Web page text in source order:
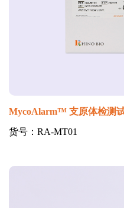
MycoAlarm™ 支原体检测
货号：RA-MT01